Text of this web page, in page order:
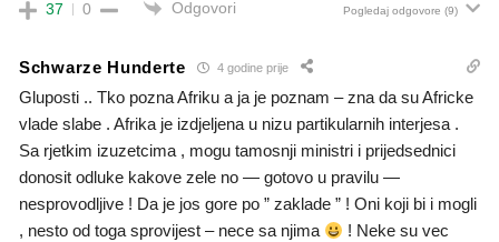
37 0 Odgovori Pogledaj odgovore (9)
Schwarze Hunderte 4 godine prije
Gluposti .. Tko pozna Afriku a ja je poznam – zna da su Africke
vlade slabe . Afrika je izdjeljena u nizu partikularnih interjesa .
Sa rjetkim izuzetcima , mogu tamosnji ministri i prijedsednici
donosit odluke kakove zele no — gotovo u pravilu —
nesprovodljive ! Da je jos gore po ” zaklade ” ! Oni koji bi i mogli
, nesto od toga sprovijest – nece sa njima
! Neke su vec